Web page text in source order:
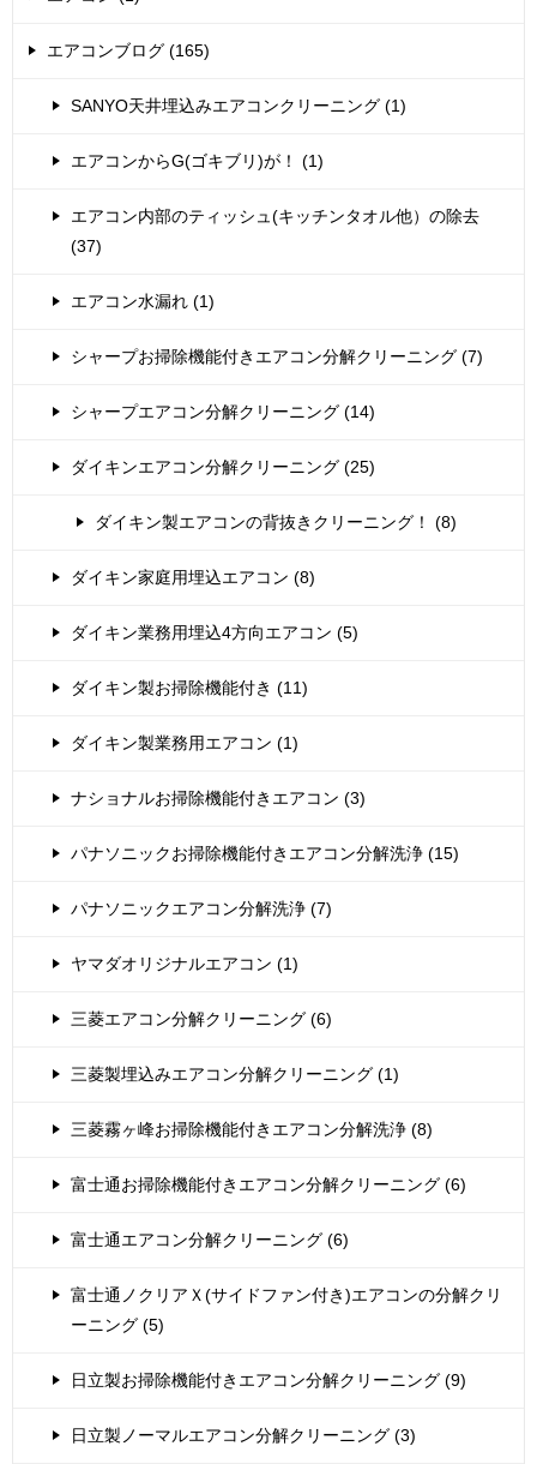
エアコンブログ (165)
SANYO天井埋込みエアコンクリーニング (1)
エアコンからG(ゴキブリ)が！ (1)
エアコン内部のティッシュ(キッチンタオル他）の除去
(37)
エアコン水漏れ (1)
シャープお掃除機能付きエアコン分解クリーニング (7)
シャープエアコン分解クリーニング (14)
ダイキンエアコン分解クリーニング (25)
ダイキン製エアコンの背抜きクリーニング！ (8)
ダイキン家庭用埋込エアコン (8)
ダイキン業務用埋込4方向エアコン (5)
ダイキン製お掃除機能付き (11)
ダイキン製業務用エアコン (1)
ナショナルお掃除機能付きエアコン (3)
パナソニックお掃除機能付きエアコン分解洗浄 (15)
パナソニックエアコン分解洗浄 (7)
ヤマダオリジナルエアコン (1)
三菱エアコン分解クリーニング (6)
三菱製埋込みエアコン分解クリーニング (1)
三菱霧ヶ峰お掃除機能付きエアコン分解洗浄 (8)
富士通お掃除機能付きエアコン分解クリーニング (6)
富士通エアコン分解クリーニング (6)
富士通ノクリアＸ(サイドファン付き)エアコンの分解クリ
ーニング (5)
日立製お掃除機能付きエアコン分解クリーニング (9)
日立製ノーマルエアコン分解クリーニング (3)